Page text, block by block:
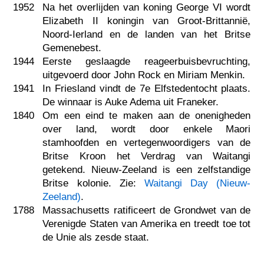
1952
Na het overlijden van koning George VI wordt
Elizabeth II koningin van Groot-Brittannië,
Noord-Ierland en de landen van het Britse
Gemenebest.
1944
Eerste geslaagde reageerbuisbevruchting,
uitgevoerd door John Rock en Miriam Menkin.
1941
In Friesland vindt de 7e Elfstedentocht plaats.
De winnaar is Auke Adema uit Franeker.
1840
Om een eind te maken aan de onenigheden
over land, wordt door enkele Maori
stamhoofden en vertegenwoordigers van de
Britse Kroon het Verdrag van Waitangi
getekend. Nieuw-Zeeland is een zelfstandige
Britse kolonie. Zie:Waitangi Day (Nieuw-
Zeeland).
1788
Massachusetts ratificeert de Grondwet van de
Verenigde Staten van Amerika en treedt toe tot
de Unie als zesde staat.